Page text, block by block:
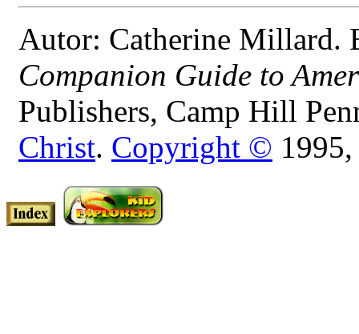
Autor: Catherine Millard.
Companion Guide to
Publishers, Camp Hill
Christ. Copyright ©